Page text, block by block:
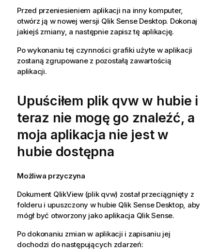
Przed przeniesieniem aplikacji na inny komputer,
otwórz ją w nowej wersji Qlik Sense Desktop. Dokonaj
jakiejś zmiany, a następnie zapisz tę aplikację.
Po wykonaniu tej czynności grafiki użyte w aplikacji
zostaną zgrupowane z pozostałą zawartością
aplikacji.
Upuściłem plik qvw w hubie i
teraz nie mogę go znaleźć, a
moja aplikacja nie jest w
hubie dostępna
Możliwa przyczyna
Dokument QlikView(plik qvw) został przeciągnięty z
folderu i upuszczony w hubie Qlik Sense Desktop, aby
mógł być otworzony jako aplikacja Qlik Sense.
Po dokonaniu zmian w aplikacji i zapisaniu jej
dochodzi do następujących zdarzeń: